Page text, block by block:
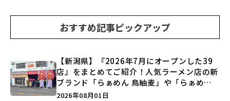
おすすめ記事ピックアップ
【新潟県】『2026年7月にオープンした39
店』をまとめてご紹介！人気ラーメン店の新
ブランド「らぁめん 鳥紬麦」や「らぁめん
しょうがの空」など盛りだくさん♪
2026年08月01日